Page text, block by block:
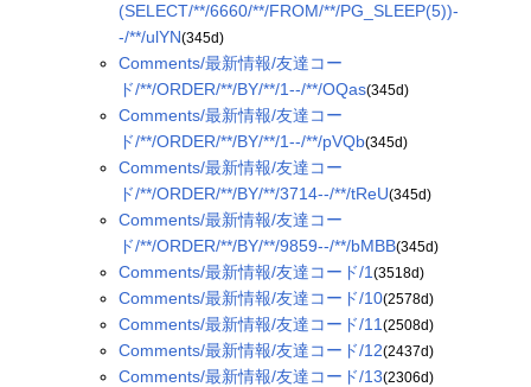
(SELECT/**/6660/**/FROM/**/PG_SLEEP(5))-
-/**/ulYN(345d)
Comments/最新情報/友達コー
ド/**/ORDER/**/BY/**/1--/**/OQas(345d)
Comments/最新情報/友達コー
ド/**/ORDER/**/BY/**/1--/**/pVQb(345d)
Comments/最新情報/友達コー
ド/**/ORDER/**/BY/**/3714--/**/tReU(345d)
Comments/最新情報/友達コー
ド/**/ORDER/**/BY/**/9859--/**/bMBB(345d)
Comments/最新情報/友達コード/1 (3518d)
Comments/最新情報/友達コード/10(2578d)
Comments/最新情報/友達コード/11 (2508d)
Comments/最新情報/友達コード/12(2437d)
Comments/最新情報/友達コード/13(2306d)